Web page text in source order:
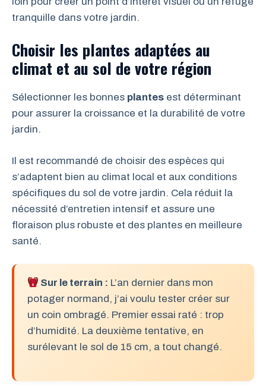
tranquille dans votre jardin.
Choisir les plantes adaptées au
climat et au sol de votre région
Sélectionner les bonnes plantes est déterminant
pour assurer la croissance et la durabilité de votre
jardin.
Il est recommandé de choisir des espèces qui
s’adaptent bien au climat local et aux conditions
spécifiques du sol de votre jardin. Cela réduit la
nécessité d’entretien intensif et assure une
floraison plus robuste et des plantes en meilleure
santé.
Sur le terrain : L’an dernier dans mon
potager normand, j’ai voulu tester créer sur
un coin ombragé. Premier essai raté : trop
d’humidité. La deuxième tentative, en
surélevant le sol de 15 cm, a tout changé.